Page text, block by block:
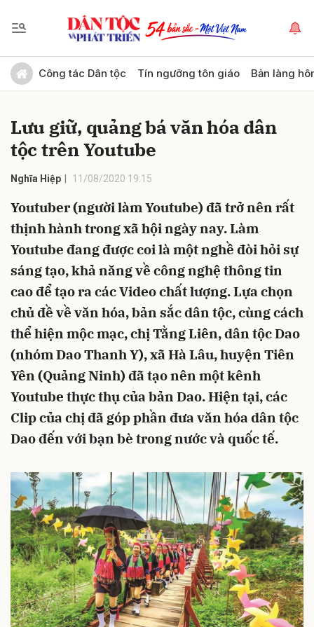
Công tác Dân tộc Tín ngưỡng tôn giáo Bản làng
Lưu giữ, quảng bá văn hóa dân
tộc trên Youtube
Nghĩa Hiệp 11/08/2020 19:15
Youtuber (người làm Youtube) đã trở nên rất
thịnh hành trong xã hội ngày nay. Làm
Youtube đang được coi là một nghề đòi hỏi sự
sáng tạo, khả năng về công nghệ thông tin
cao để tạo ra các Video chất lượng. Lựa chọn
chủ đề về văn hóa, bản sắc dân tộc, cùng cách
thể hiện mộc mạc, chị Tằng Liên, dân tộc Dao
(nhóm Dao Thanh Y), xã Hà Lâu, huyện Tiên
Yên (Quảng Ninh) đã tạo nên một kênh
Youtube thực thụ của bản Dao. Hiện tại, các
Clip của chị đã góp phần đưa văn hóa dân tộc
Dao đến với bạn bè trong nước và quốc tế.
Gửi bình luận
Hủy Gửi